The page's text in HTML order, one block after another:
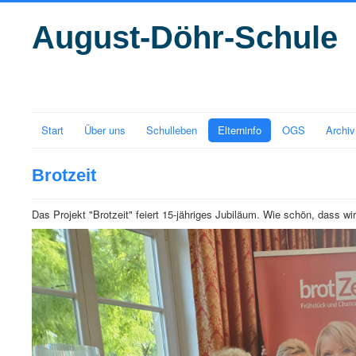
August-Döhr-Schule
Start Über uns Schulleben Elterninfo OGS Archiv
Brotzeit
Das Projekt "Brotzeit" feiert 15-jähriges Jubiläum. Wie schön, dass